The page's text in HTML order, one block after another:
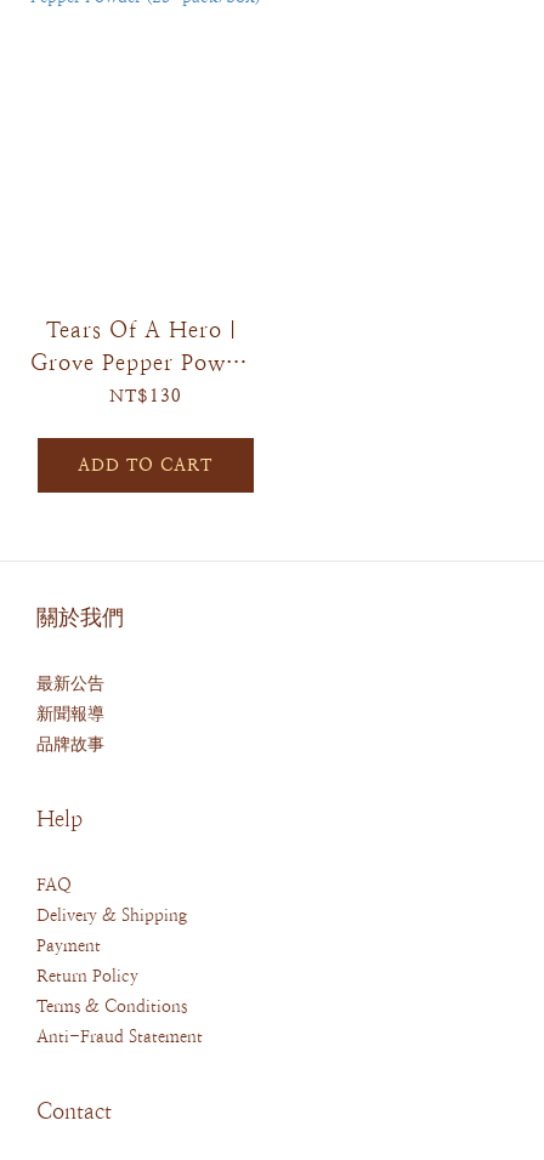
Tears Of A Hero｜
Grove Pepper Powder
(25-pack/box)
NT$130
ADD TO CART
關於我們
最新公告
新聞報導
品牌故事
Help
FAQ
Delivery & Shipping
Payment
Return Policy
Terms & Conditions
Anti-Fraud Statement
Contact